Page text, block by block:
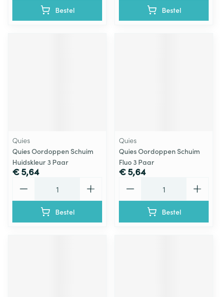
Bestel Bestel
Quies
Quies Oordoppen Schuim
Huidskleur 3 Paar
€ 5,64
Bestel
Quies
Quies Oordoppen Schuim
Fluo 3 Paar
€ 5,64
Bestel